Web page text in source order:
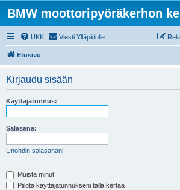
BMW moottoripyöräkerhon
UKK Viesti Ylläpidolle
Etusivu
Kirjaudu sisään
Käyttäjätunnus:
Salasana:
Unohdin salasanani
Muista minut
Piilota käyttäjätunnukseni tällä kertaa